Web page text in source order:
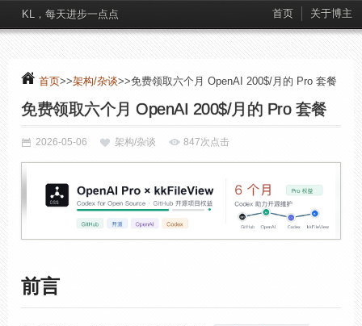
KL，每天进步一点点 首页 关于博主
首页>>架构/杂谈>>免费领取六个月 OpenAI 200$/月的 Pro 套餐
免费领取六个月 OpenAI 200$/月的 Pro 套餐
2026-05-06 架构/杂谈 847次点击
前言